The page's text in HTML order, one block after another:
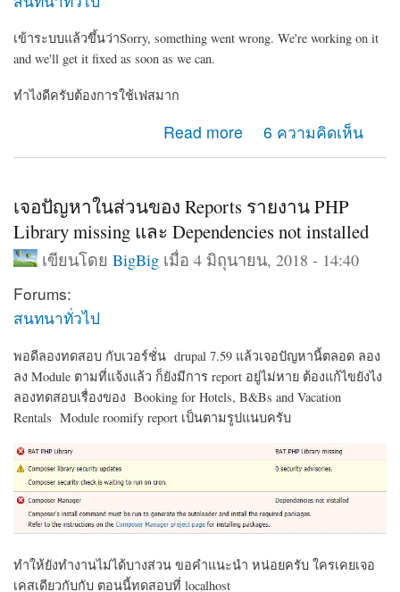
เข้าระบบแล้วขึ้นว่าSorry, something went wrong. We're working on it
and we'll get it fixed as soon as we can.
ทำไงดีครับต้องการใช้เฟสมาก
Read more
about เข้าระบบแล้วขึ้นว่าSorry, something went wrong.
We're working on it and we'll get it fixed as soon as we
6 ความคิดเห็น
เจอปัญหาในส่วนของ Reports รายงาน PHP
Library missing และ Dependencies not installed
เขียนโดย BigBigเมื่อ 4 มิถุนายน, 2018 - 14:40
Forums:
สนทนาทั่วไป
พอดีลองทดสอบ กับเวอร์ชั่น drupal 7.59 แล้วเจอปัญหานี้ตลอด ลอง
ลง Module ตามที่แจ้งแล้ว ก็ยังมีการ report อยู่ไม่หาย ต้องแก้ไขยังไง
ลองทดสอบเรื่องของ Booking for Hotels, B&Bs and Vacation
Rentals Module roomify report เป็นตามรูปแนบครับ
ทำให้ยังทำงานไม่ได้บางส่วน ขอคำแนะนำ หน่อยครับ ใครเคยเจอ
เคสเดียวกับกับ ตอนนี้ทดสอบที่ localhost